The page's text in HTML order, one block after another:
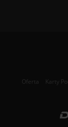
Oferta Karty